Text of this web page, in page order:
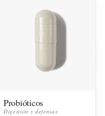
Probióticos
Digestión y defensas